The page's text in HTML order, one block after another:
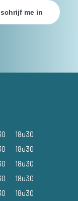
18u30
18u30
18u30
18u30
18u30